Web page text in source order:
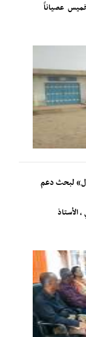
عصياناً
لبحث دعم
الأستاذ